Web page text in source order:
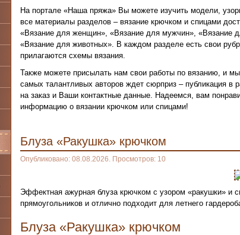
На портале «Наша пряжа» Вы можете изучить модели,
все материалы разделов – вязание крючком и спицами
«Вязание для женщин», «Вязание для мужчин», «Вязание
«Вязание для животных». В каждом разделе есть свои
прилагаются схемы вязания.
Также можете присылать нам свои работы по вязанию, и
самых талантливых авторов ждет сюрприз – публикация в
на заказ и Ваши контактные данные. Надеемся, вам
информацию о вязании крючком или спицами!
Блуза «Ракушка» крючком
Опубликовано: 08.08.2026. Просмотров: 10
Эффектная ажурная блуза крючком с узором «ракушки» и
прямоугольников и отлично подходит для летнего
Блуза «Ракушка» крючком